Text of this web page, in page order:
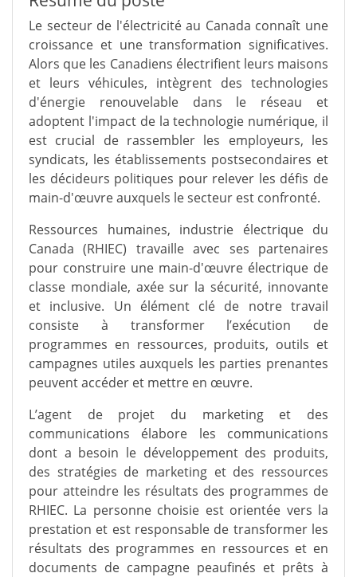
Le secteur de l'électricité au Canada connaît une
croissance et une transformation significatives.
Alors que les Canadiens électrifient leurs maisons
et leurs véhicules, intègrent des technologies
d'énergie renouvelable dans le réseau et
adoptent l'impact de la technologie numérique, il
est crucial de rassembler les employeurs, les
syndicats, les établissements postsecondaires et
les décideurs politiques pour relever les défis de
main-d'œuvre auxquels le secteur est confronté.
Ressources humaines, industrie électrique du
Canada (RHIEC) travaille avec ses partenaires
pour construire une main-d'œuvre électrique de
classe mondiale, axée sur la sécurité, innovante
et inclusive. Un élément clé de notre travail
consiste à transformer l’exécution de
programmes en ressources, produits, outils et
campagnes utiles auxquels les parties prenantes
peuvent accéder et mettre en œuvre.
L’agent de projet du marketing et des
communications élabore les communications
dont a besoin le développement des produits,
des stratégies de marketing et des ressources
pour atteindre les résultats des programmes de
RHIEC. La personne choisie est orientée vers la
prestation et est responsable de transformer les
résultats des programmes en ressources et en
documents de campagne peaufinés et prêts à